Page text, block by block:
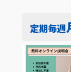
定期毎週